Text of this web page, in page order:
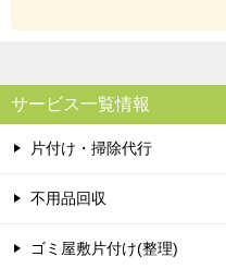
サービス一覧情報
片付け・掃除代行
不用品回収
ゴミ屋敷片付け(整理)